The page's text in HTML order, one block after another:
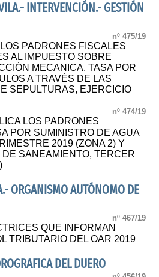
INTERVENCIÓN.- GESTIÓN
nº 475/19
PADRONES FISCALES
AL IMPUESTO SOBRE
MECANICA, TASA POR
A TRAVÉS DE LAS
SEPULTURAS, EJERCICIO
nº 474/19
LOS PADRONES
POR SUMINISTRO DE AGUA
2019 (ZONA 2) Y
SANEAMIENTO, TERCER
ORGANISMO AUTÓNOMO DE
nº 467/19
QUE INFORMAN
TRIBUTARIO DEL OAR 2019
DEL DUERO